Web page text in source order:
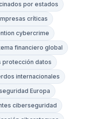
por estados
críticas
cybercrime
financiero global
protección datos
internacionales
Europa
ciberseguridad